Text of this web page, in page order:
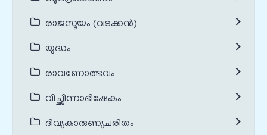
രാജസൂയം (വടക്കൻ)
യുദ്ധം
രാവണോത്ഭവം
വിച്ഛിന്നാഭിഷേകം
ദിവ്യകാരുണ്യചരിതം